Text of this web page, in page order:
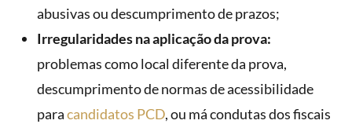
abusivas ou descumprimento de prazos;
Irregularidades na aplicação da prova:
problemas como local diferente da prova,
descumprimento de normas de acessibilidade
paracandidatos PCD, ou má condutas dos fiscais